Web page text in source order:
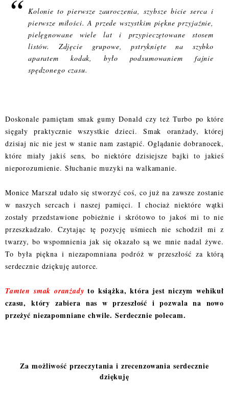
Kolonie to pierwsze zauroczenia, szybsze bicie serca i
pierwsze miłości. A przede wszystkim piękne przyjaźnie,
pielęgnowane wiele lat i przypieczętowane stosem
listów. Zdjęcie grupowe, pstryknięte na szybko
aparatem kodak, było podsumowaniem fajnie
spędzonego czasu.
Doskonale pamiętam smak gumy Donald czy też Turbo po które
sięgały praktycznie wszystkie dzieci. Smak oranżady, której
dzisiaj nic nie jest w stanie nam zastąpić. Oglądanie dobranocek,
które miały jakiś sens, bo niektóre dzisiejsze bajki to jakieś
nieporozumienie. Słuchanie muzyki na walkamanie.
Monice Marszał udało się stworzyć coś, co już na zawsze zostanie
w naszych sercach i naszej pamięci. I chociaż niektóre wątki
zostały przedstawione pobieżnie i skrótowo to jakoś mi to nie
przeszkadzało. Czytając tę pozycję uśmiech nie schodził mi z
twarzy, bo wspomnienia jak się okazało są we mnie nadal żywe.
To była piękna i niezapomniana podróż w przeszłość za którą
serdecznie dziękuję autorce.
Tamten smak oranżady to książka, która jest niczym wehikuł
czasu, który zabiera nas w przeszłość i pozwala na nowo
przeżyć niezapomniane chwile. Serdecznie polecam.
Za możliwość przeczytania i zrecenzowania serdecznie
dziękuję